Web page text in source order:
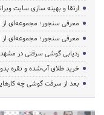
ارتقا و بهینه سازی سایت
معرفی سنجور؛ مجموعه‌ای
معرفی سنجور؛ مجموعه‌ای
ردیابی گوشی سرقتی در
خرید طلای آب‌شده و نقره
بعد از سرقت گوشی چه